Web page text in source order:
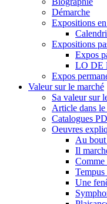
Démarche
Expositions
Expositions
Expos
LO DE
Expos
Valeur sur le marché
Sa valeur sur
Article dans le
Catalogues
Oeuvres
Au
Il
Comme
Une